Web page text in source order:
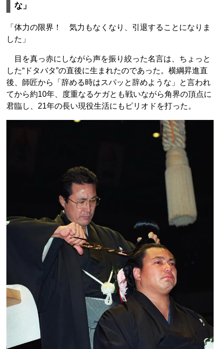
な」
「体力の限界！ 気力もなくなり、引退することになりま
した」
目を真っ赤にしながら声を振り絞った名言は、ちょっと
した“ドタバタ”の直後に生まれたのであった。横綱昇進直
後、師匠から「辞める時はスパッと辞めような」と言われ
てから約10年、度重なるケガとも戦いながら角界の頂点に
君臨し、21年の長い現役生活にもピリオドを打った。